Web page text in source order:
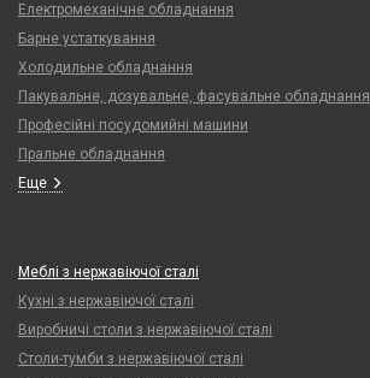
Електромеханічне обладнання
Барне устаткування
Холодильне обладнання
Пакувальне, дозувальне, фасувальне обладнання
Професійні посудомийні машини
Пральне обладнання
Еще
Меблі з нержавіючої сталі
Кухні з нержавіючої сталі
Виробничі столи з нержавіючої сталі
Столи-тумби з нержавіючої сталі